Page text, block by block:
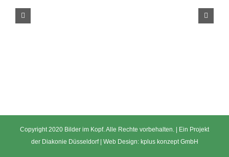
Copyright 2020 Bilder im Kopf. Alle Rechte vorbehalten. | Ein Projekt
der Diakonie Düsseldorf | Web Design: kplus konzept GmbH